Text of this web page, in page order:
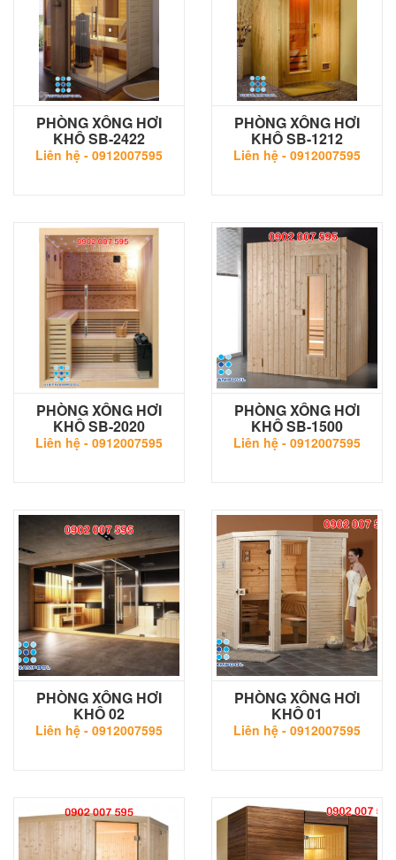
PHÒNG XÔNG HƠI
KHÔ SB-2422
Liên hệ - 0912007595
PHÒNG XÔNG HƠI
KHÔ SB-1212
Liên hệ - 0912007595
PHÒNG XÔNG HƠI
KHÔ SB-2020
Liên hệ - 0912007595
PHÒNG XÔNG HƠI
KHÔ SB-1500
Liên hệ - 0912007595
PHÒNG XÔNG HƠI
KHÔ 02
Liên hệ - 0912007595
PHÒNG XÔNG HƠI
KHÔ 01
Liên hệ - 0912007595